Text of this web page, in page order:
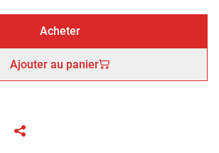
Acheter
Ajouter au panier